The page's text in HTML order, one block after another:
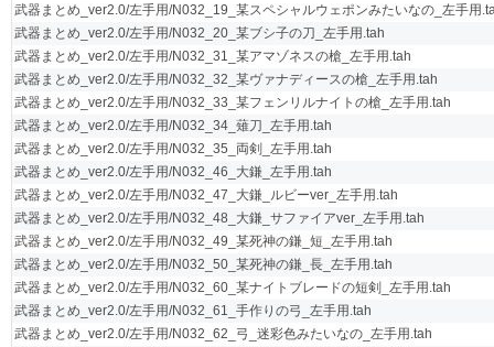
武器まとめ_ver2.0/左手用/N032_19_某スペシャルウェポンみたいなの_左手用
武器まとめ_ver2.0/左手用/N032_20_某ブシ子の刀_左手用.tah
武器まとめ_ver2.0/左手用/N032_31_某アマゾネスの槍_左手用.tah
武器まとめ_ver2.0/左手用/N032_32_某ヴァナディースの槍_左手用.tah
武器まとめ_ver2.0/左手用/N032_33_某フェンリルナイトの槍_左手用.tah
武器まとめ_ver2.0/左手用/N032_34_薙刀_左手用.tah
武器まとめ_ver2.0/左手用/N032_35_両剣_左手用.tah
武器まとめ_ver2.0/左手用/N032_46_大鎌_左手用.tah
武器まとめ_ver2.0/左手用/N032_47_大鎌_ルビーver_左手用.tah
武器まとめ_ver2.0/左手用/N032_48_大鎌_サファイアver_左手用.tah
武器まとめ_ver2.0/左手用/N032_49_某死神の鎌_短_左手用.tah
武器まとめ_ver2.0/左手用/N032_50_某死神の鎌_長_左手用.tah
武器まとめ_ver2.0/左手用/N032_60_某ナイトブレードの短剣_左手用.tah
武器まとめ_ver2.0/左手用/N032_61_手作りの弓_左手用.tah
武器まとめ_ver2.0/左手用/N032_62_弓_迷彩色みたいなの_左手用.tah